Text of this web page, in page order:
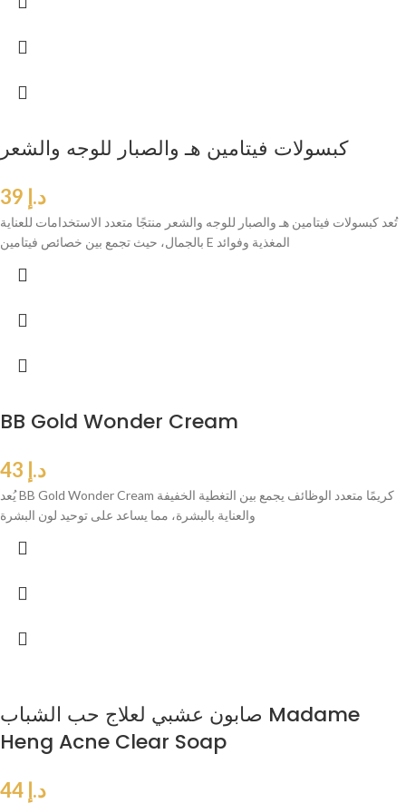
كبسولات فيتامين هـ والصبار للوجه والشعر
د.إ
تُعد كبسولات فيتامين هـ والصبار للوجه والشعر منتجًا متعدد الاستخدامات للعناية
بالجمال، حيث تجمع بين خصائص فيتامين E المغذية وفوائد
BB Gold Wonder Cream
د.إ
يُعد BB Gold Wonder Cream كريمًا متعدد الوظائف يجمع بين التغطية الخفيفة
والعناية بالبشرة، مما يساعد على توحيد لون البشرة
صابون عشبي لعلاج حب الشباب Madame
Heng Acne Clear Soap
د.إ